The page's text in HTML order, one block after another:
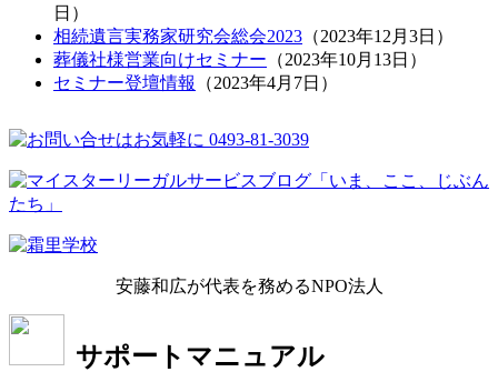
日 ）
相続遺言実務家研究会総会2023 （2023年12月3日 ）
葬儀社様営業向けセミナー （2023年10月13日 ）
セミナー登壇情報
（2023年4月7日 ）
安藤和広が代表を務めるNPO法人
サポートマニュアル